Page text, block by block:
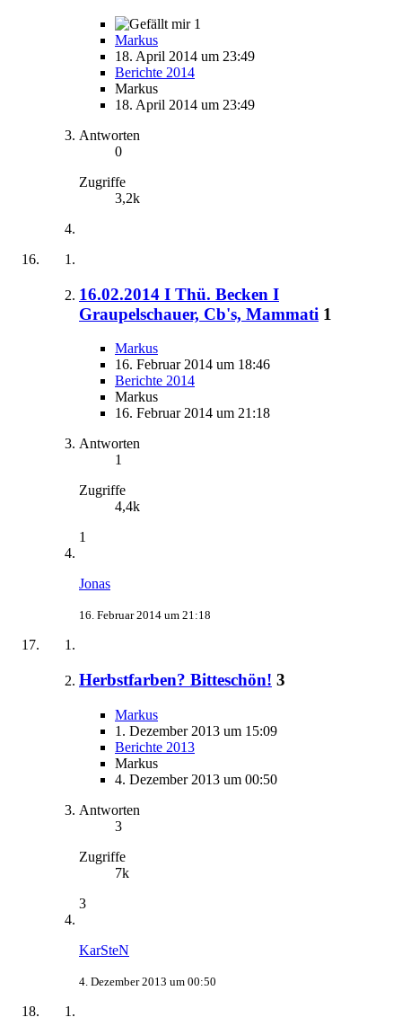
1
Markus
18. April 2014 um 23:49
Berichte 2014
Markus
18. April 2014 um 23:49
Antworten
0
Zugriffe
3,2k
16.02.2014 I Thü. Becken I
Graupelschauer, Cb's, Mammati 1
Markus
16. Februar 2014 um 18:46
Berichte 2014
Markus
16. Februar 2014 um 21:18
Antworten
1
Zugriffe
4,4k
1
Jonas
16. Februar 2014 um 21:18
Herbstfarben? Bitteschön! 3
Markus
1. Dezember 2013 um 15:09
Berichte 2013
Markus
4. Dezember 2013 um 00:50
Antworten
3
Zugriffe
7k
3
KarSteN
4. Dezember 2013 um 00:50